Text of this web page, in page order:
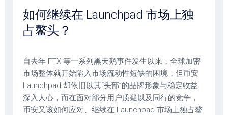
如何继续在 Launchpad 市场上独
占鳌头？
自去年 FTX 等一系列黑天鹅事件发生以来，全球加密
市场整体就开始陷入市场流动性短缺的困境，但币安
Launchpad 却依旧以其“头部”的品牌形象与稳定收益
深入人心，而在面对部分用户质疑以及同行的竞争，
币安又该如何应对、继续在 Launchpad 市场上独占鳌